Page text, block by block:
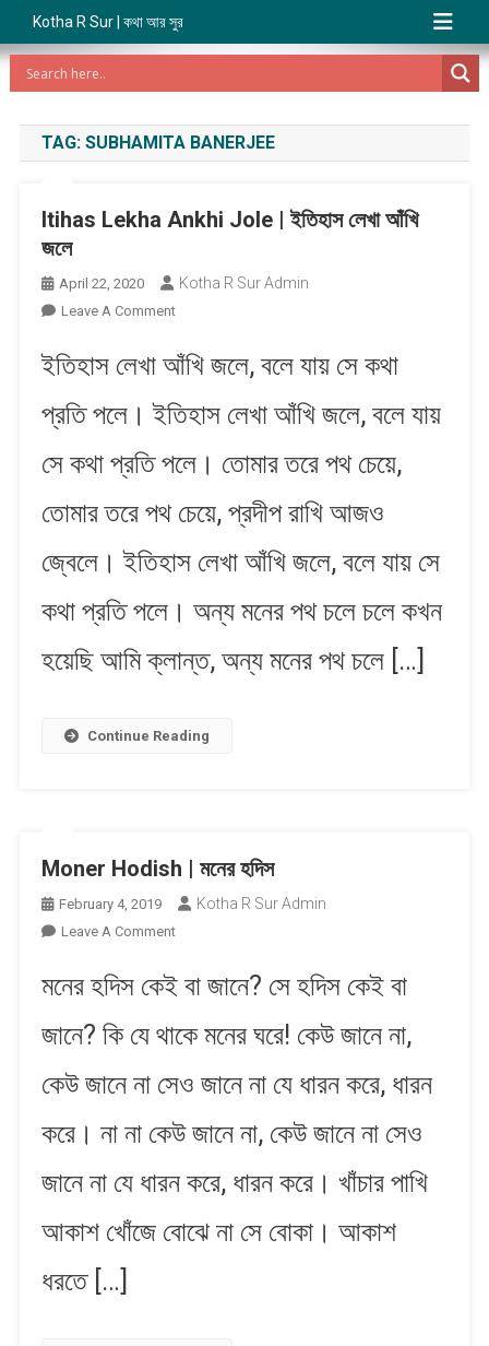
Kotha R Sur | কথা আর সুর
TAG: SUBHAMITA BANERJEE
Itihas Lekha Ankhi Jole | ইতিহাস লেখা আঁখি
জলে
April 22, 2020 Kotha R Sur Admin
Leave A CommentOn
Lekha
Jole
ইতিহাস
আঁখি
ইতিহাস লেখা আঁখি জলে, বলে যায় সে কথা
প্রতি পলে। ইতিহাস লেখা আঁখি জলে, বলে যায়
সে কথা প্রতি পলে। তোমার তরে পথ চেয়ে,
তোমার তরে পথ চেয়ে, প্রদীপ রাখি আজও
জ্বেলে। ইতিহাস লেখা আঁখি জলে, বলে যায় সে
কথা প্রতি পলে। অন্য মনের পথ চলে চলে কখন
হয়েছি আমি ক্লান্ত, অন্য মনের পথ চলে […]
Continue Reading
Moner Hodish | মনের হদিস
February 4, 2019 Kotha R Sur Admin
Leave A CommentOn
Hodish
মনের
মনের হদিস কেই বা জানে? সে হদিস কেই বা
জানে? কি যে থাকে মনের ঘরে! কেউ জানে না,
কেউ জানে না সেও জানে না যে ধারন করে, ধারন
করে। না না কেউ জানে না, কেউ জানে না সেও
জানে না যে ধারন করে, ধারন করে। খাঁচার পাখি
আকাশ খোঁজে বোঝে না সে বোকা। আকাশ
ধরতে […]